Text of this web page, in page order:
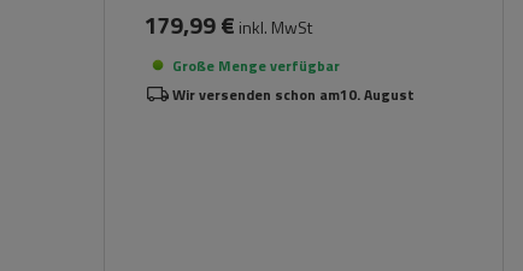
179,99 € inkl. MwSt
Große Menge verfügbar
Wir versenden schon am10. August